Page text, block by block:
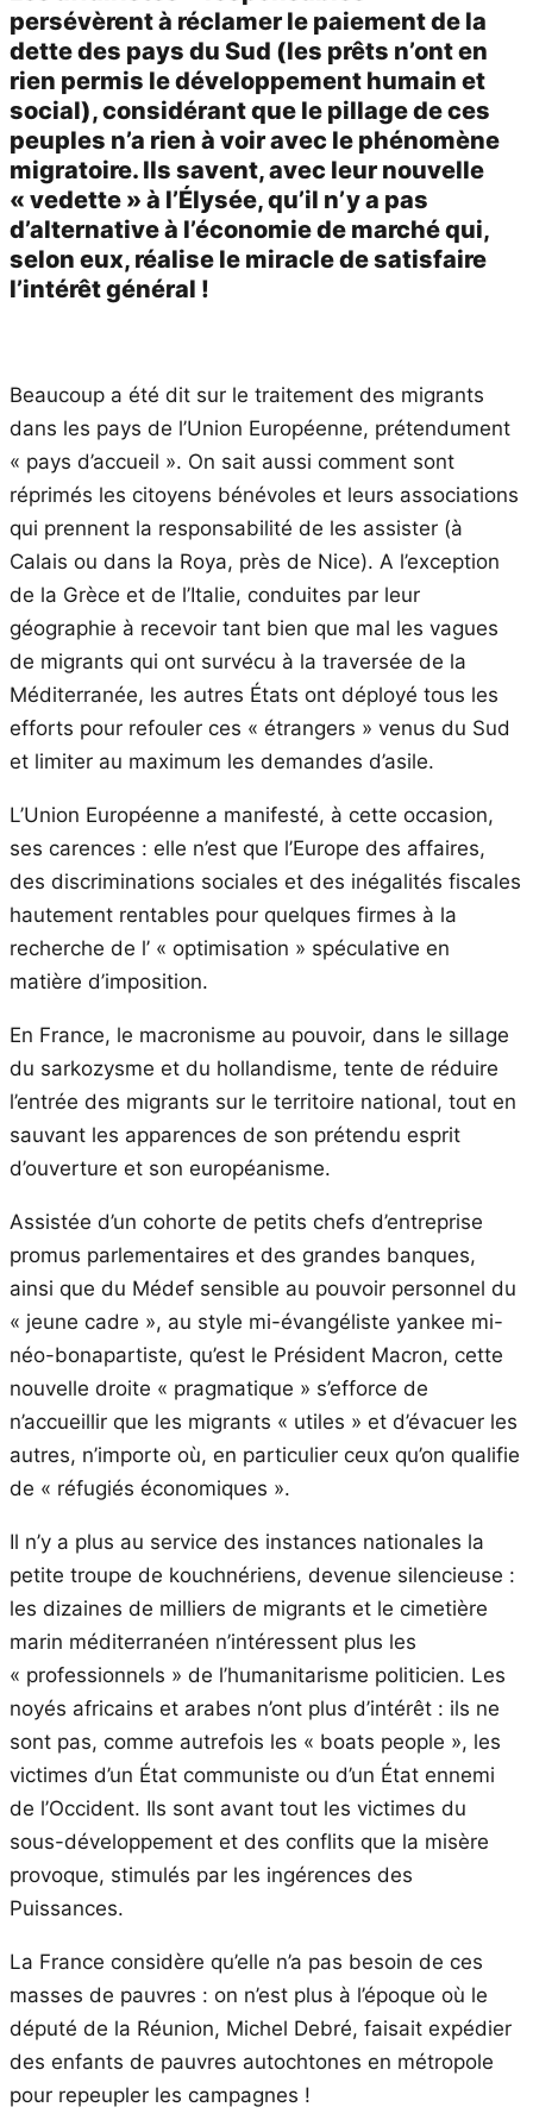
persévèrent à réclamer le paiement de la
dette des pays du Sud (les prêts n’ont en
rien permis le développement humain et
social), considérant que le pillage de ces
peuples n’a rien à voir avec le phénomène
migratoire. Ils savent, avec leur nouvelle
« vedette » à l’Élysée, qu’il n’y a pas
d’alternative à l’économie de marché qui,
selon eux, réalise le miracle de satisfaire
l’intérêt général !
Beaucoup a été dit sur le traitement des migrants
dans les pays de l’Union Européenne, prétendument
« pays d’accueil ». On sait aussi comment sont
réprimés les citoyens bénévoles et leurs associations
qui prennent la responsabilité de les assister (à
Calais ou dans la Roya, près de Nice). A l’exception
de la Grèce et de l’Italie, conduites par leur
géographie à recevoir tant bien que mal les vagues
de migrants qui ont survécu à la traversée de la
Méditerranée, les autres États ont déployé tous les
efforts pour refouler ces « étrangers » venus du Sud
et limiter au maximum les demandes d’asile.
L’Union Européenne a manifesté, à cette occasion,
ses carences : elle n’est que l’Europe des affaires,
des discriminations sociales et des inégalités fiscales
hautement rentables pour quelques firmes à la
recherche de l’ « optimisation » spéculative en
matière d’imposition.
En France, le macronisme au pouvoir, dans le sillage
du sarkozysme et du hollandisme, tente de réduire
l’entrée des migrants sur le territoire national, tout en
sauvant les apparences de son prétendu esprit
d’ouverture et son européanisme.
Assistée d’un cohorte de petits chefs d’entreprise
promus parlementaires et des grandes banques,
ainsi que du Médef sensible au pouvoir personnel du
« jeune cadre », au style mi-évangéliste yankee mi-
néo-bonapartiste, qu’est le Président Macron, cette
nouvelle droite « pragmatique » s’efforce de
n’accueillir que les migrants « utiles » et d’évacuer les
autres, n’importe où, en particulier ceux qu’on qualifie
de « réfugiés économiques ».
Il n’y a plus au service des instances nationales la
petite troupe de kouchnériens, devenue silencieuse :
les dizaines de milliers de migrants et le cimetière
marin méditerranéen n’intéressent plus les
« professionnels » de l’humanitarisme politicien. Les
noyés africains et arabes n’ont plus d’intérêt : ils ne
sont pas, comme autrefois les « boats people », les
victimes d’un État communiste ou d’un État ennemi
de l’Occident. Ils sont avant tout les victimes du
sous-développement et des conflits que la misère
provoque, stimulés par les ingérences des
Puissances.
La France considère qu’elle n’a pas besoin de ces
masses de pauvres : on n’est plus à l’époque où le
député de la Réunion, Michel Debré, faisait expédier
des enfants de pauvres autochtones en métropole
pour repeupler les campagnes !